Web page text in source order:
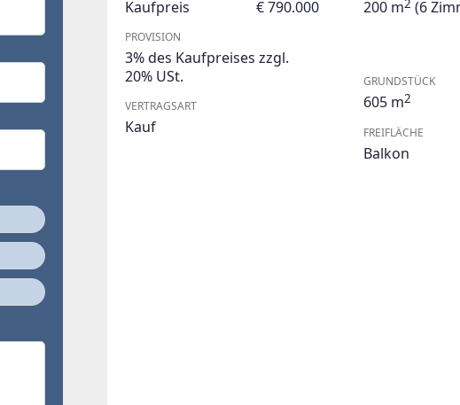
Kaufpreis € 790.000
PROVISION
3% des Kaufpreises zzgl.
20% USt.
VERTRAGSART
Kauf
200 m2 (6
GRUNDSTÜCK
605 m2
FREIFLÄCHE
Balkon